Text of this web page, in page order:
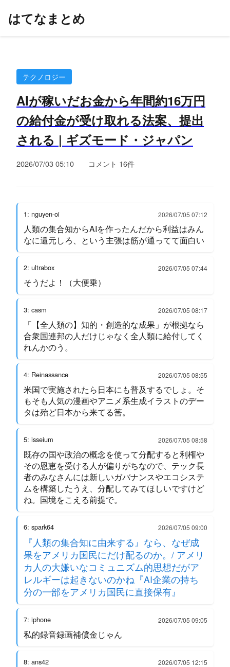
はてなまとめ
テクノロジー
AIが稼いだお金から年間約16万円
の給付金が受け取れる法案、提出
される | ギズモード・ジャパン
2026/07/03 05:10 コメント 16件
1: nguyen-oi 2026/07/05 07:12
人類の集合知からAIを作ったんだから利益はみん
なに還元しろ、という主張は筋が通ってて面白い
2: ultrabox 2026/07/05 07:44
そうだよ！（大便乗）
3: casm 2026/07/05 08:17
「【全人類の】知的・創造的な成果」が根拠なら
合衆国連邦の人だけじゃなく全人類に給付してく
れんかのう。
4: Reinassance 2026/07/05 08:55
米国で実施されたら日本にも普及するでしょ。そ
もそも人気の漫画やアニメ系生成イラストのデー
タは殆ど日本から来てる筈。
5: isseium 2026/07/05 08:58
既存の国や政治の概念を使って分配すると利権や
その恩恵を受ける人が偏りがちなので、テック長
者のみなさんには新しいガバナンスやエコシステ
ムを構築したうえ、分配してみてほしいですけど
ね。国境をこえる前提で。
6: spark64 2026/07/05 09:00
『人類の集合知に由来する』なら、なぜ成
果をアメリカ国民にだけ配るのか。/ アメリ
カ人の大嫌いなコミュニズム的思想だがア
レルギーは起きないのかね『AI企業の持ち
分の一部をアメリカ国民に直接保有』
7: iphone 2026/07/05 09:05
私的録音録画補償金じゃん
8: ans42 2026/07/05 12:15